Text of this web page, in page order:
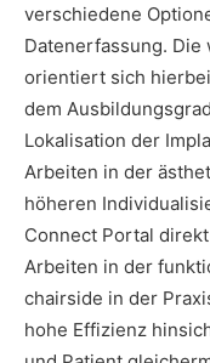
verschiedene
Datenerfassung.
orientiert sich
dem
Lokalisation der
Arbeiten in der
höheren
Connect Portal
Arbeiten in der
chairside in der
hohe Effizienz